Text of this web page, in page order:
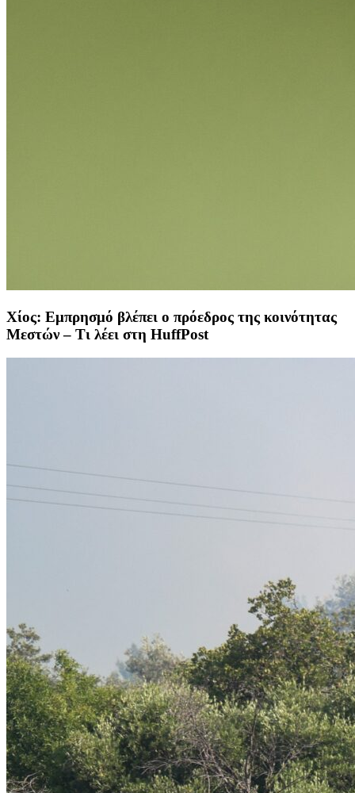
Χίος: Εμπρησμό βλέπει ο πρόεδρος της κοινότητας
Μεστών – Τι λέει στη HuffPost